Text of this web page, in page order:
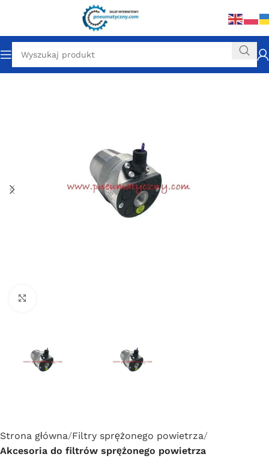
Strona główna Filtry sprężonego powietrza
Akcesoria do filtrów sprężonego powietrza